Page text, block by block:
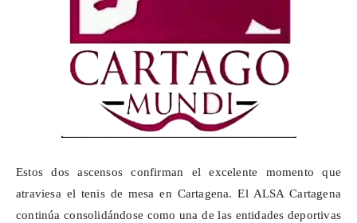
Estos dos ascensos confirman el excelente momento que
atraviesa el tenis de mesa en Cartagena. El ALSA Cartagena
continúa consolidándose como una de las entidades deportivas